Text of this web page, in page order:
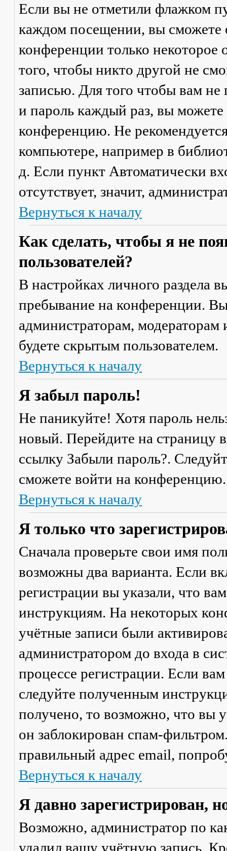
Если вы не отметили флажком
каждом посещении, вы сможете
конференции только некоторое
того, чтобы никто другой не
записью. Для того чтобы вам не
и пароль каждый раз, вы
конференцию. Не
компьютере, например в
д. Если пункт Автоматически
отсутствует, значит,
Вернуться к началу
Как сделать, чтобы я не
пользователей?
В настройках личного раздела
пребывание на конференции.
администраторам,
будете скрытым пользователем.
Вернуться к началу
Я забыл пароль!
Не паникуйте! Хотя пароль
новый. Перейдите на страницу
ссылку Забыли пароль?.
сможете войти на конференцию.
Вернуться к началу
Я только что
Сначала проверьте свои имя
возможны два варианта. Если
регистрации вы указали, что
инструкциям. На некоторых
учётные записи были
администратором до входа в
процессе регистрации. Если
следуйте полученным
получено, то возможно, что вы
он заблокирован спам-
правильный адрес email,
Вернуться к началу
Я давно зарегистрирован,
Возможно, администратор по
удалил вашу учётную запись.